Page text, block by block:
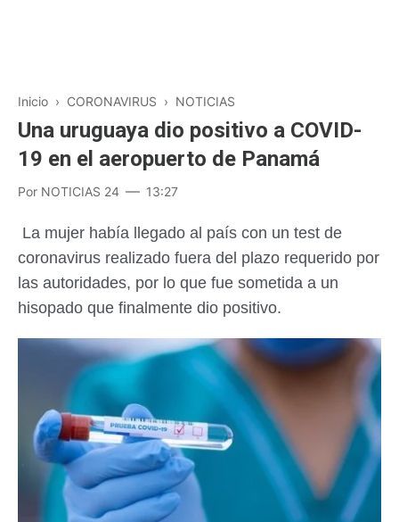
Inicio › CORONAVIRUS › NOTICIAS
Una uruguaya dio positivo a COVID-
19 en el aeropuerto de Panamá
Por NOTICIAS 24 13:27
La mujer había llegado al país con un test de
coronavirus realizado fuera del plazo requerido por
las autoridades, por lo que fue sometida a un
hisopado que finalmente dio positivo.